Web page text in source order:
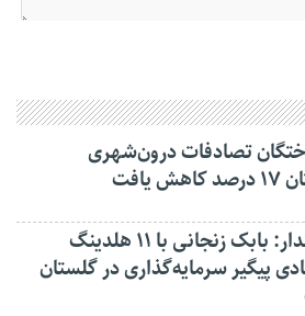
تصادفات درون‌شهری
یافت
استاندار: بابک زنجانی با ۱۱ هلدینگ
پیگیر سرمایه‌گذاری در گلستان